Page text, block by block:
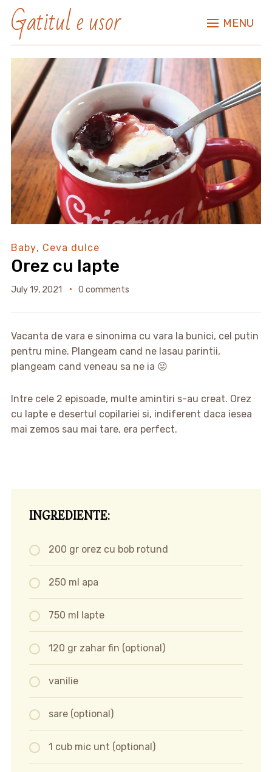
Gatitul e usor MENU
Baby, Ceva dulce
Orez cu lapte
July 19, 2021 0 comments
Vacanta de vara e sinonima cu vara la bunici, cel putin
pentru mine. Plangeam cand ne lasau parintii,
plangeam cand veneau sa ne ia 😜
Intre cele 2 episoade, multe amintiri s-au creat. Orez
cu lapte e desertul copilariei si, indiferent daca iesea
mai zemos sau mai tare, era perfect.
INGREDIENTE:
200 gr orez cu bob rotund
250 ml apa
750 ml lapte
120 gr zahar fin (optional)
vanilie
sare (optional)
1 cub mic unt (optional)